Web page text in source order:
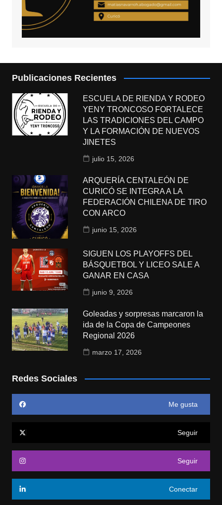
Publicaciones Recientes
ESCUELA DE RIENDA Y RODEO
YENY TRONCOSO FORTALECE
LAS TRADICIONES DEL CAMPO
Y LA FORMACIÓN DE NUEVOS
JINETES
julio 15, 2026
ARQUERÍA CENTALEÓN DE
CURICÓ SE INTEGRA A LA
FEDERACIÓN CHILENA DE TIRO
CON ARCO
junio 15, 2026
SIGUEN LOS PLAYOFFS DEL
BÁSQUETBOL Y LICEO SALE A
GANAR EN CASA
junio 9, 2026
Goleadas y sorpresas marcaron la
ida de la Copa de Campeones
Regional 2026
marzo 17, 2026
Redes Sociales
Me gusta
Seguir
Seguir
Conectar